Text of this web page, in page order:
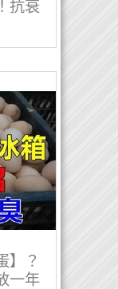
抗衰
】？
一年